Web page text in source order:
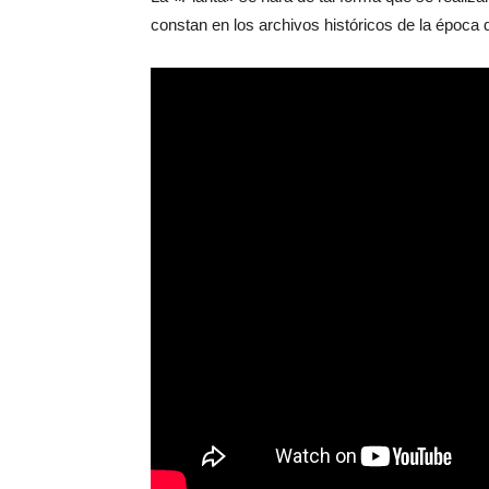
constan en los archivos históricos de la época